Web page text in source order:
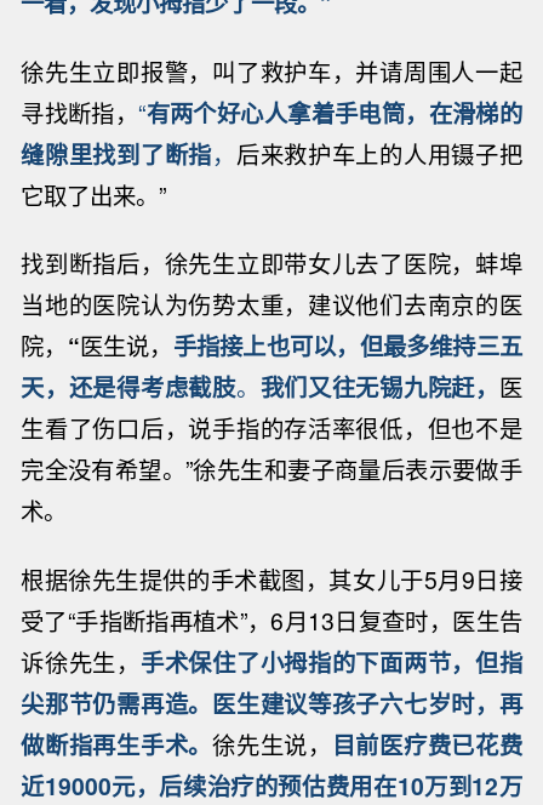
徐先生立即报警，叫了救护车，并请周围人一起
寻找断指， “有两个好心人拿着手电筒，在滑梯的
缝隙里找到了断指， 后来救护车上的人用镊子把
它取了出来。”
找到断指后，徐先生立即带女儿去了医院，蚌埠
当地的医院认为伤势太重，建议他们去南京的医
院， “医生说， 手指接上也可以，但最多维持三五
天，还是得考虑截肢。 我们又往无锡九院赶， 医
生看了伤口后，说手指的存活率很低，但也不是
完全没有希望。”徐先生和妻子商量后表示要做手
术。
根据徐先生提供的手术截图，其女儿于5月9日接
受了“手指断指再植术”，6月13日复查时，医生告
诉徐先生， 手术保住了小拇指的下面两节，但指
尖那节仍需再造。医生建议等孩子六七岁时，再
做断指再生手术。徐先生说， 目前医疗费已花费
近19000元，后续治疗的预估费用在10万到12万